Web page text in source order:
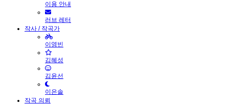
이용 안내
러브 레터
작사 / 작곡가
이영빈
김혜성
김윤선
이은솔
작곡 의뢰